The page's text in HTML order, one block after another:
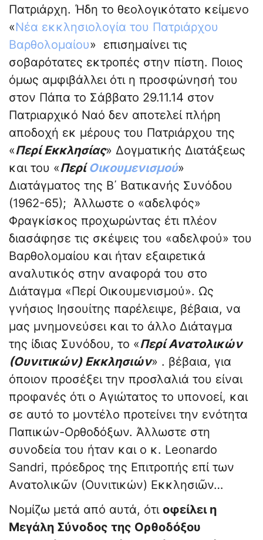
Πατριάρχη. Ήδη το θεολογικότατο κείμενο
«Νέα εκκλησιολογία του Πατριάρχου
Βαρθολομαίου» επισημαίνει τις
σοβαρότατες εκτροπές στην πίστη. Ποιος
όμως αμφιβάλλει ότι η προσφώνησή του
στον Πάπα το Σάββατο 29.11.14 στον
Πατριαρχικό Ναό δεν αποτελεί πλήρη
αποδοχή εκ μέρους του Πατριάρχου της
«Περί Εκκλησίας» Δογματικής Διατάξεως
και του «ΠερίΟικουμενισμού»
Διατάγματος της Β΄ Βατικανής Συνόδου
(1962-65); Άλλωστε ο «αδελφός»
Φραγκίσκος προχωρώντας έτι πλέον
διασάφησε τις σκέψεις του «αδελφού» του
Βαρθολομαίου και ήταν εξαιρετικά
αναλυτικός στην αναφορά του στο
Διάταγμα «Περί Οικουμενισμού». Ως
γνήσιος Ιησουίτης παρέλειψε, βέβαια, να
μας μνημονεύσει και το άλλο Διάταγμα
της ίδιας Συνόδου, το «Περί Ανατολικών
(Ουνιτικών) Εκκλησιών» . βέβαια, για
όποιον προσέξει την προσλαλιά του είναι
προφανές ότι ο Αγιώτατος το υπονοεί, και
σε αυτό το μοντέλο προτείνει την ενότητα
Παπικών-Ορθοδόξων. Άλλωστε στη
συνοδεία του ήταν και ο κ. Leonardo
Sandri, πρόεδρος της Επιτροπής επί των
Ανατολικῶν (Ουνιτικών) Εκκλησιῶν…
Νομίζω μετά από αυτά, ότι οφείλει η
Μεγάλη Σύνοδος της Ορθοδόξου